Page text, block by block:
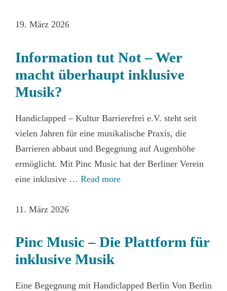
19. März 2026
Information tut Not – Wer
macht überhaupt inklusive
Musik?
Handiclapped – Kultur Barrierefrei e.V. steht seit
vielen Jahren für eine musikalische Praxis, die
Barrieren abbaut und Begegnung auf Augenhöhe
ermöglicht. Mit Pinc Music hat der Berliner Verein
eine inklusive … Read more
11. März 2026
Pinc Music – Die Plattform für
inklusive Musik
Eine Begegnung mit Handiclapped Berlin Von Berlin